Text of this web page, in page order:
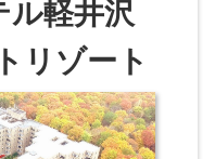
ル軽井沢
リゾート